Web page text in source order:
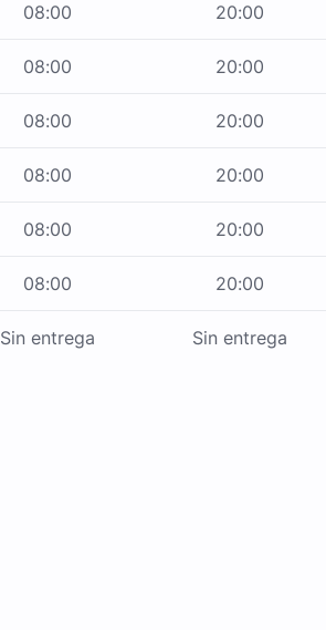
08:00 20:00
08:00 20:00
08:00 20:00
08:00 20:00
08:00 20:00
08:00 20:00
Sin entrega Sin entrega